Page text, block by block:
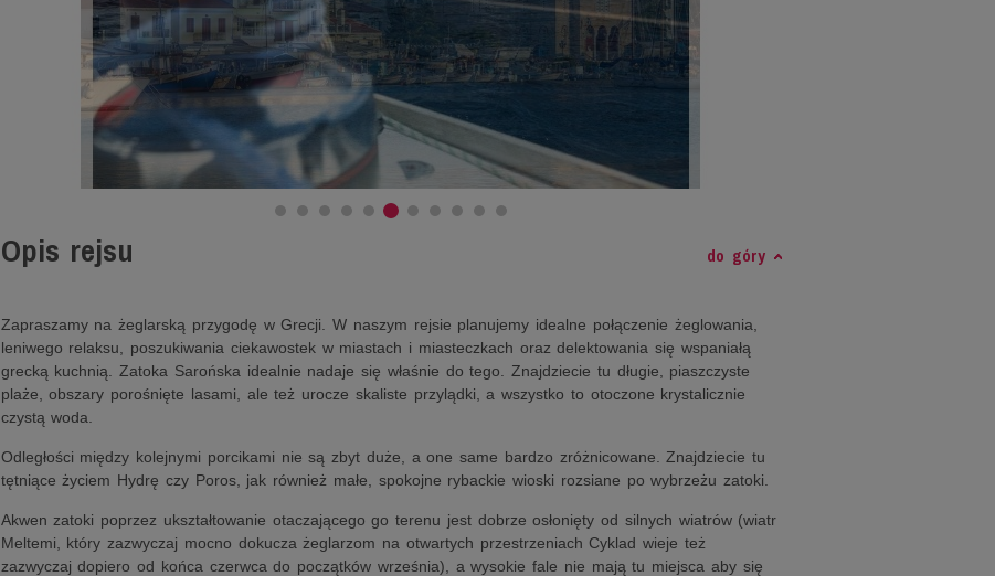
Opis rejsu do góry
Zapraszamy na żeglarską przygodę w Grecji. W naszym rejsie planujemy idealne połączenie żeglowania,
leniwego relaksu, poszukiwania ciekawostek w miastach i miasteczkach oraz delektowania się wspaniałą
grecką kuchnią. Zatoka Sarońska idealnie nadaje się właśnie do tego. Znajdziecie tu długie, piaszczyste
plaże, obszary porośnięte lasami, ale też urocze skaliste przylądki, a wszystko to otoczone krystalicznie
czystą woda.
Odległości między kolejnymi porcikami nie są zbyt duże, a one same bardzo zróżnicowane. Znajdziecie tu
tętniące życiem Hydrę czy Poros, jak również małe, spokojne rybackie wioski rozsiane po wybrzeżu zatoki.
Akwen zatoki poprzez ukształtowanie otaczającego go terenu jest dobrze osłonięty od silnych wiatrów (wiatr
Meltemi, który zazwyczaj mocno dokucza żeglarzom na otwartych przestrzeniach Cyklad wieje też
zazwyczaj dopiero od końca czerwca do początków września), a wysokie fale nie mają tu miejsca aby się